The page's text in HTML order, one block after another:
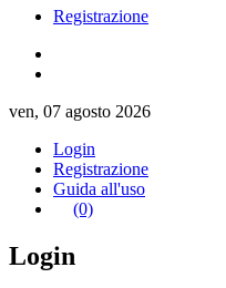
Registrazione
ven, 07 agosto 2026
Login
Registrazione
Guida all'uso
(0)
Login